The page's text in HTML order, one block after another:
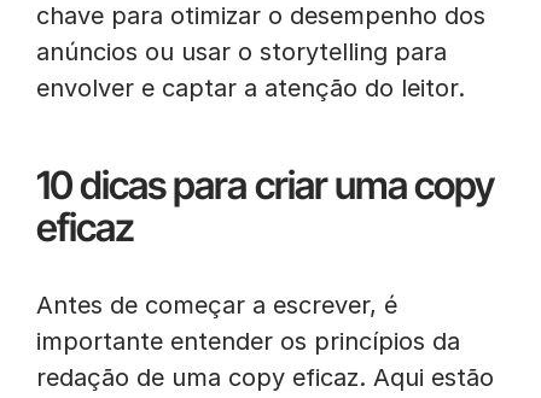
chave para otimizar o desempenho dos
anúncios ou usar o storytelling para
envolver e captar a atenção do leitor.
10 dicas para criar uma copy
eficaz
Antes de começar a escrever, é
importante entender os princípios da
redação de uma copy eficaz. Aqui estão